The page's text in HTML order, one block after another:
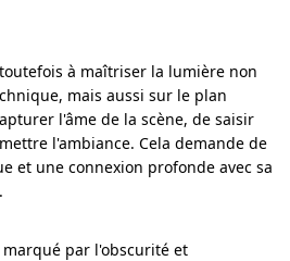
à maîtriser la lumière non
mais aussi sur le plan
l'âme de la scène, de saisir
l'ambiance. Cela demande de
et une connexion profonde avec sa
par l'obscurité et